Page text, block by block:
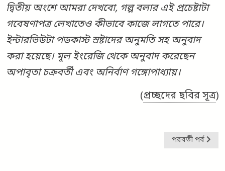
দ্বিতীয় অংশে আমরা দেখবো, গল্প বলার এই প্রচেষ্টাটা
গবেষণাপত্র লেখাতেও কীভাবে কাজে লাগতে পারে।
ইন্টারভিউটা পডকাস্ট স্রষ্টাদের অনুমতি সহ অনুবাদ
করা হয়েছে। মূল ইংরেজি থেকে অনুবাদ করেছেন
অপাবৃতা চক্রবর্তী এবং অনির্বাণ গঙ্গোপাধ্যায়।
(প্রচ্ছদের ছবির সূত্র)
পরবর্তী পর্ব